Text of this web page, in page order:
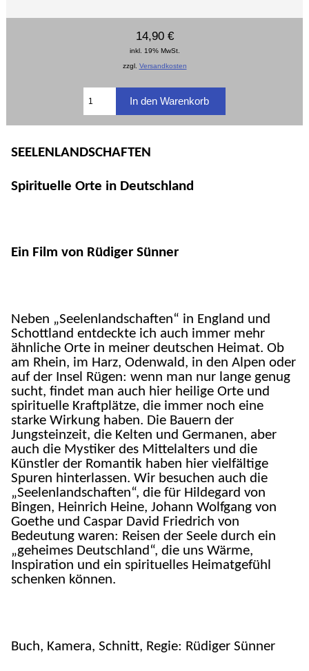
14,90 €
inkl. 19% MwSt.
zzgl. Versandkosten
SEELENLANDSCHAFTEN
Spirituelle Orte in Deutschland
Ein Film von Rüdiger Sünner
Neben „Seelenlandschaften“ in England und
Schottland entdeckte ich auch immer mehr
ähnliche Orte in meiner deutschen Heimat. Ob
am Rhein, im Harz, Odenwald, in den Alpen oder
auf der Insel Rügen: wenn man nur lange genug
sucht, findet man auch hier heilige Orte und
spirituelle Kraftplätze, die immer noch eine
starke Wirkung haben. Die Bauern der
Jungsteinzeit, die Kelten und Germanen, aber
auch die Mystiker des Mittelalters und die
Künstler der Romantik haben hier vielfältige
Spuren hinterlassen. Wir besuchen auch die
„Seelenlandschaften“, die für Hildegard von
Bingen, Heinrich Heine, Johann Wolfgang von
Goethe und Caspar David Friedrich von
Bedeutung waren: Reisen der Seele durch ein
„geheimes Deutschland“, die uns Wärme,
Inspiration und ein spirituelles Heimatgefühl
schenken können.
Buch, Kamera, Schnitt, Regie: Rüdiger Sünner